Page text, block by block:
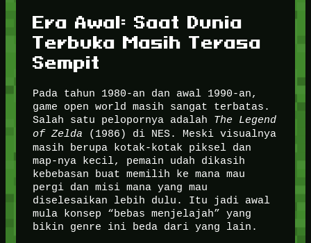
Era Awal: Saat Dunia
Terbuka Masih Terasa
Sempit
Pada tahun 1980-an dan awal 1990-an,
game open world masih sangat terbatas.
Salah satu pelopornya adalah The Legend
of Zelda (1986) di NES. Meski visualnya
masih berupa kotak-kotak piksel dan
map-nya kecil, pemain udah dikasih
kebebasan buat memilih ke mana mau
pergi dan misi mana yang mau
diselesaikan lebih dulu. Itu jadi awal
mula konsep “bebas menjelajah” yang
bikin genre ini beda dari yang lain.